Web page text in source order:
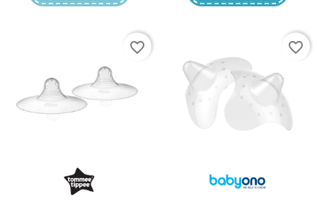
favorite_border favorite_border